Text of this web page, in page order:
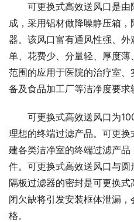
可更换式高效送风口是
成，采用铝材做降噪静压箱
器。该风口富有通风性强、
单、花费少、分量轻、厚度
范围的应用于医院的治疗室
备及食品加工厂等洁净度要求
可更换式高效送风口为
理想的终端过滤产品。可更
建各类洁净室的终端过滤产
件。可更换式高效送风口与
隔板过滤器的密封是可更换
闭欠缺将引发安装框体泄漏
格。